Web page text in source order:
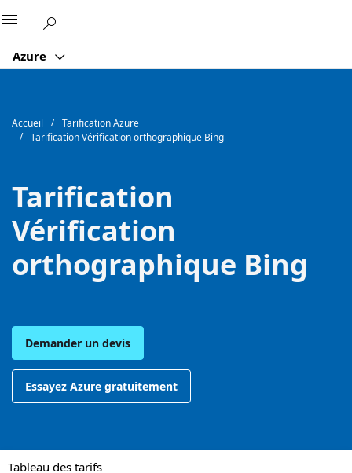
Azure
Accueil
Tarification Azure
Tarification Vérification orthographique Bing
Tarification
Vérification
orthographique Bing
Demander un devis
Essayez Azure gratuitement
Tableau des tarifs